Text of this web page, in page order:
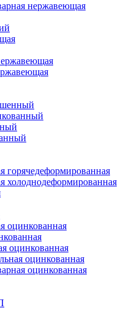
нержавеющая
горячедеформированная
холоднодеформированная
оцинкованная
оцинкованная
оцинкованная
оцинкованная